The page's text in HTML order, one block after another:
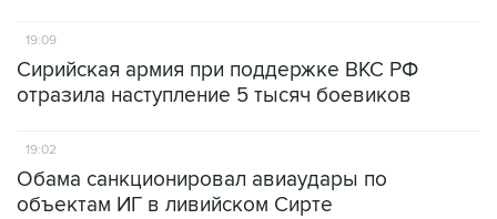
19:09
Сирийская армия при поддержке ВКС РФ
отразила наступление 5 тысяч боевиков
19:02
Обама санкционировал авиаудары по
объектам ИГ в ливийском Сирте